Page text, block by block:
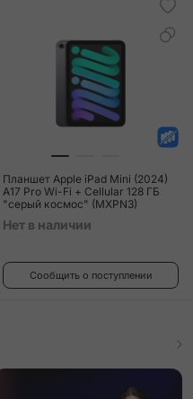
Планшет Apple iPad Mini (2024)
A17 Pro Wi-Fi + Cellular 128 ГБ
"серый космос" (MXPN3)
Нет в наличии
Сообщить о поступлении